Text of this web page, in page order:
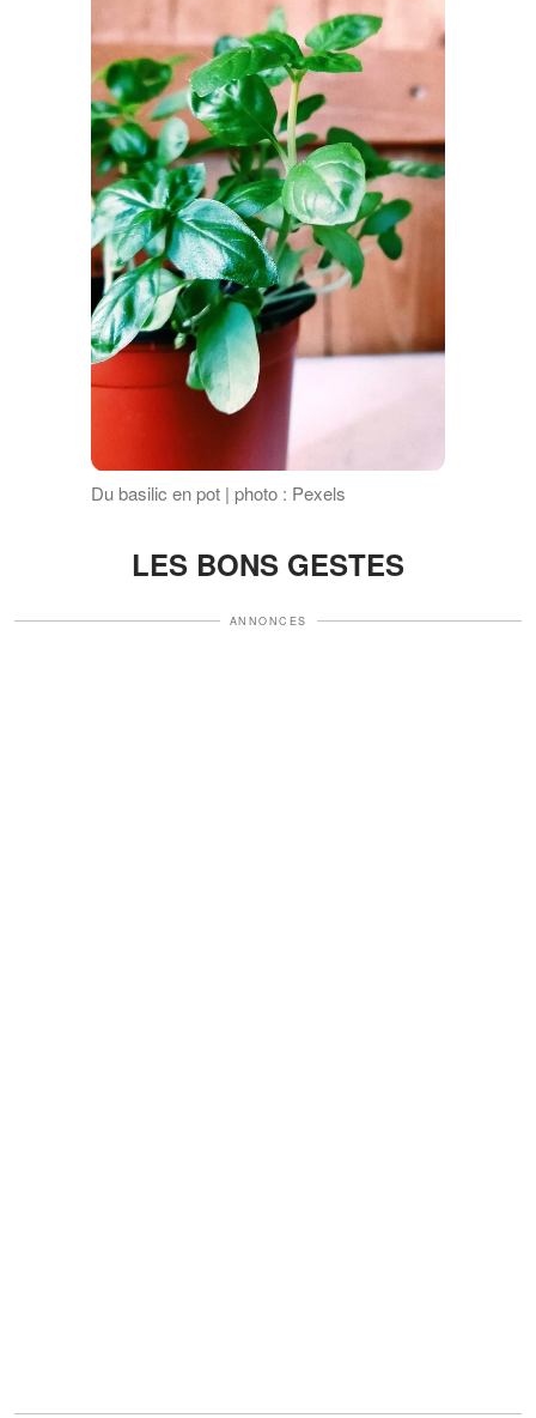
Du basilic en pot | photo : Pexels
LES BONS GESTES
ANNONCES